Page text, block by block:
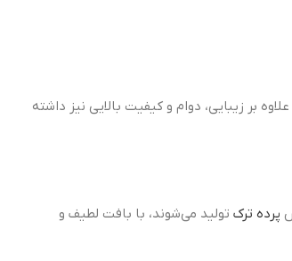
بر زیبایی، دوام و کیفیت بالایی نیز داشته
پرده ترک تولید می‌شوند، با بافت لطیف و